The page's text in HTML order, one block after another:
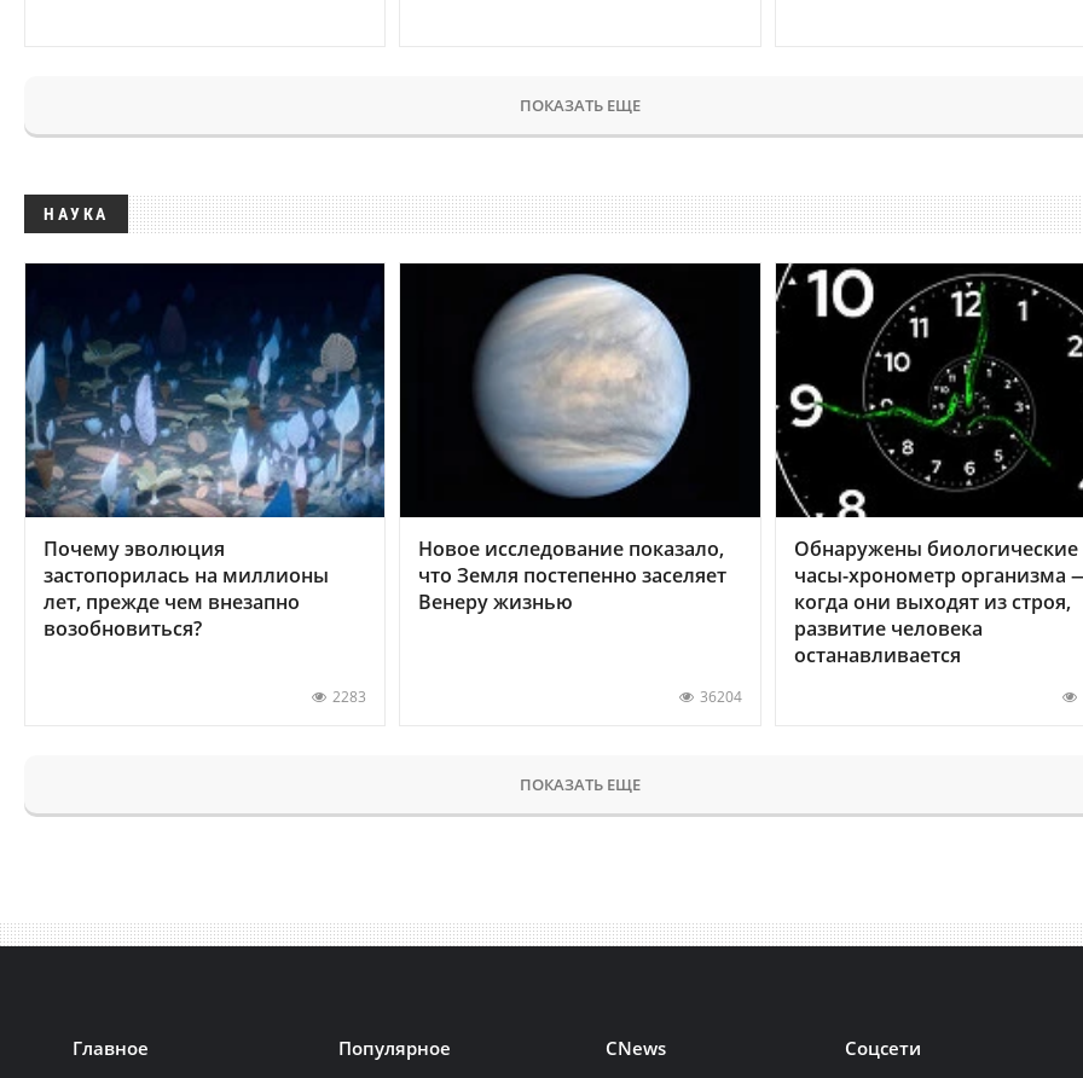
ПОКАЗАТЬ ЕЩЕ
НАУКА
Почему эволюция
застопорилась на миллионы
лет, прежде чем внезапно
возобновиться?
2283
Новое исследование показало,
что Земля постепенно заселяет
Венеру жизнью
36204
Обнаружены биологические
часы-хронометр организма
когда они выходят из строя,
развитие человека
останавливается
ПОКАЗАТЬ ЕЩЕ
Главное Популярное CNews Соцсети